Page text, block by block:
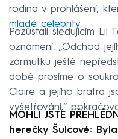
rodina v prohlášení,
mladé celebrity.
Pozůstalí sledujícím Lil
oznámení. „Odchod
zármutku ještě
době prosíme o
Claire a jejího bratra
vyšetřování,“
MOHLI JSTE
herečky Šulcové: